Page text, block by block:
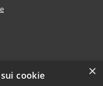
×
cookie